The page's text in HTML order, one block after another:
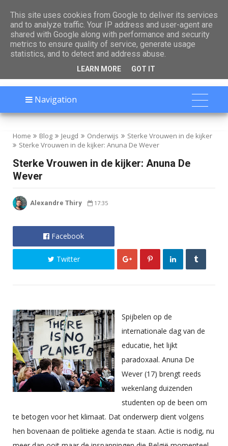

Navigation
Home Blog Jeugd Onderwijs
Sterke Vrouwen in de kijker
Sterke Vrouwen in de kijker: Anuna De Wever
Sterke Vrouwen in de kijker: Anuna De
Wever
Alexandre Thiry 17:35
Facebook
Twitter
Spijbelen op de
internationale dag van de
educatie, het lijkt
paradoxaal. Anuna De
Wever (17) brengt reeds
wekenlang duizenden
studenten op de been om
te betogen voor het klimaat. Dat onderwerp dient volgens
hen bovenaan de politieke agenda te staan. Actie is nodig, nu
This site uses cookies from Google to deliver its services
and to analyze traffic. Your IP address and user-agent are
shared with Google along with performance and security
metrics to ensure quality of service, generate usage
statistics, and to detect and address abuse.
LEARN MORE GOT IT